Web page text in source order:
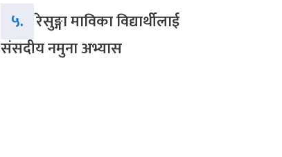
५. रेसुङ्गा माविका विद्यार्थीलाई
संसदीय नमुना अभ्यास